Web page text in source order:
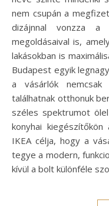
nem csupán a
dizájnnal vonzza a
megoldásaival is,
lakásokban is
Budapest egyik
a vásárlók
találhatnak otthonuk
széles spektrumot
konyhai
IKEA célja, hogy a
tegye a modern,
kívül a bolt különféle